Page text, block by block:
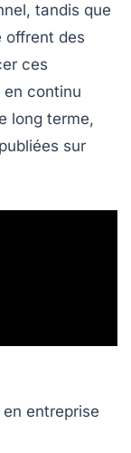
tandis que
offrent des
ces
continu
long terme,
sur
entreprise